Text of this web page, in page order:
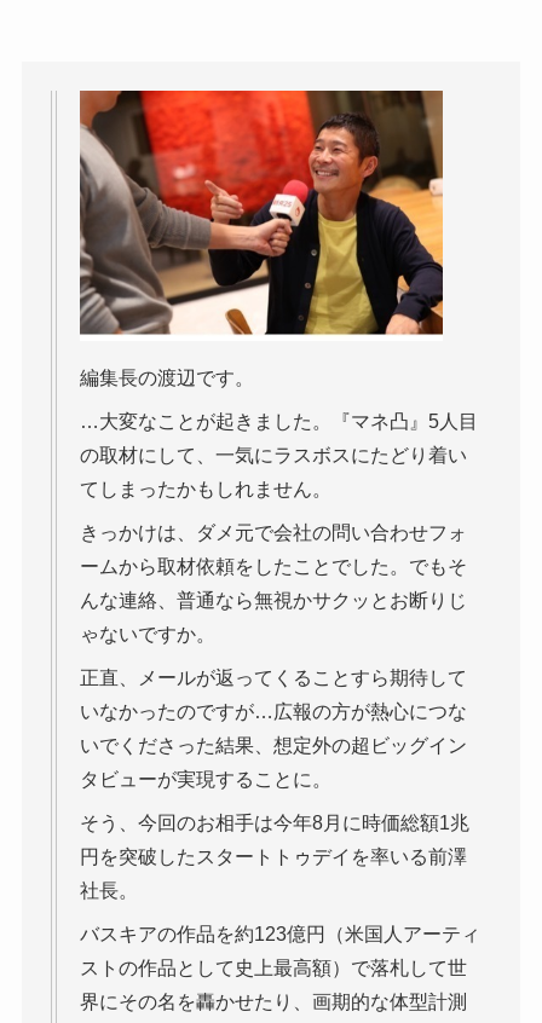
編集長の渡辺です。
…大変なことが起きました。『マネ凸』5人目
の取材にして、一気にラスボスにたどり着い
てしまったかもしれません。
きっかけは、ダメ元で会社の問い合わせフォ
ームから取材依頼をしたことでした。でもそ
んな連絡、普通なら無視かサクッとお断りじ
ゃないですか。
正直、メールが返ってくることすら期待して
いなかったのですが…広報の方が熱心につな
いでくださった結果、想定外の超ビッグイン
タビューが実現することに。
そう、今回のお相手は今年8月に時価総額1兆
円を突破したスタートトゥデイを率いる前澤
社長。
バスキアの作品を約123億円（米国人アーティ
ストの作品として史上最高額）で落札して世
界にその名を轟かせたり、画期的な体型計測